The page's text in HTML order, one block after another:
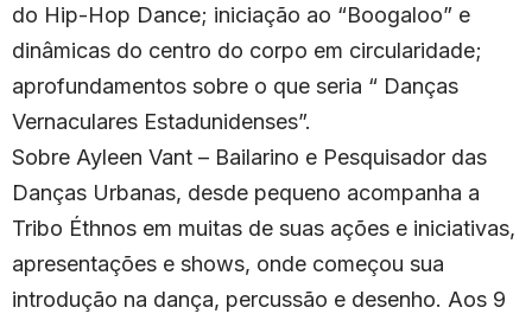
do Hip-Hop Dance; iniciação ao “Boogaloo” e
dinâmicas do centro do corpo em circularidade;
aprofundamentos sobre o que seria “ Danças
Vernaculares Estadunidenses”.
Sobre Ayleen Vant – Bailarino e Pesquisador das
Danças Urbanas, desde pequeno acompanha a
Tribo Éthnos em muitas de suas ações e iniciativas,
apresentações e shows, onde começou sua
introdução na dança, percussão e desenho. Aos 9